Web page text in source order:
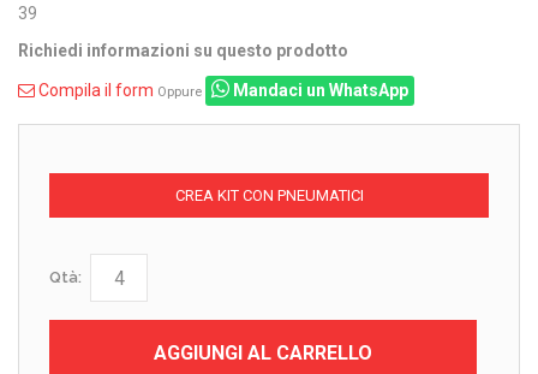
39
Richiedi informazioni su questo prodotto
Compila il form Oppure Mandaci un WhatsApp
CREA KIT CON PNEUMATICI
Qtà:
AGGIUNGI AL CARRELLO